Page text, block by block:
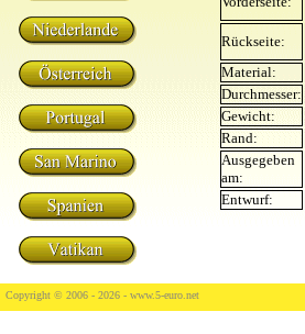
Rückseite:
Material:
Durchmesser:
Gewicht:
Rand:
Ausgegeben
am:
Entwurf:
Copyright © 2006 - 2026 - www.5-euro.net